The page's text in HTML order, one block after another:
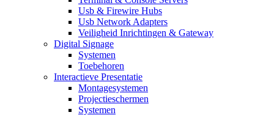
Usb & Firewire Hubs
Usb Network Adapters
Veiligheid Inrichtingen & Gateway
Digital Signage
Systemen
Toebehoren
Interactieve Presentatie
Montagesystemen
Projectieschermen
Systemen